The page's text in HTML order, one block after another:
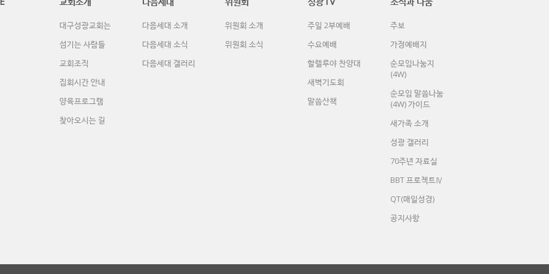
대구성광교회는
섬기는 사람들
교회조직
집회시간 안내
양육프로그램
찾아오시는 길
다음세대 소개
다음세대 소식
다음세대 갤러리
위원회 소개
위원회 소식
주일 2부예배
수요예배
할렐루야 찬양대
새벽기도회
말씀산책
주보
가정예배지
순모임나눔지
(4W)
순모임 말씀나눔
(4W) 가이드
새가족 소개
성광 갤러리
70주년 자료실
BBT 프로젝트Ⅳ
QT(매일성경)
공지사항